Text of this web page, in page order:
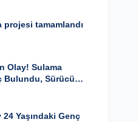
projesi tamamlandı
Olay! Sulama
Bulundu, Sürücü
24 Yaşındaki Genç